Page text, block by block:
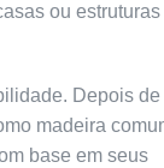
ou estruturas
Depois de
madeira
base em seus